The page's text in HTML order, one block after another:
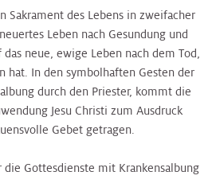
Sakrament des Lebens in zweifacher
Leben nach Gesundung und
neue, ewige Leben nach dem Tod,
hat. In den symbolhaften Gesten der
durch den Priester, kommt die
Jesu Christi zum Ausdruck
Gebet getragen.
Gottesdienste mit Krankensalbung